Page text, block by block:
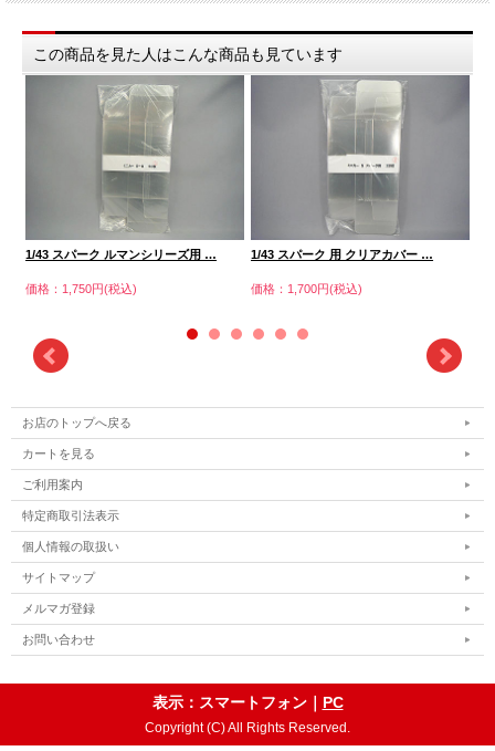
この商品を見た人はこんな商品も見ています
1/43 スパーク ルマンシリーズ用 …
価格：1,750円(税込)
1/43 スパーク 用 クリアカバー …
価格：1,700円(税込)
お店のトップへ戻る
カートを見る
ご利用案内
特定商取引法表示
個人情報の取扱い
サイトマップ
メルマガ登録
お問い合わせ
表示：スマートフォン｜ PC
Copyright (C) All Rights Reserved.